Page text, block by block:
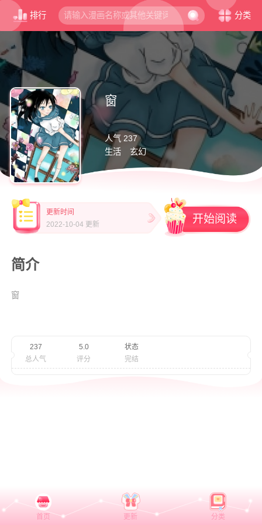
排行 分类
窗
人气 237
生活
玄幻
更新时间
2022-10-04 更新
开始阅读
简介
窗
237
总人气
5.0
评分
状态
完结
首页 更新 分类